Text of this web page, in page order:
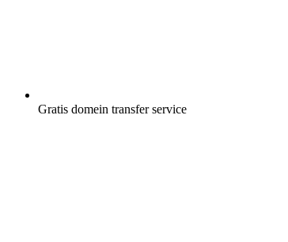
Gratis domein transfer service